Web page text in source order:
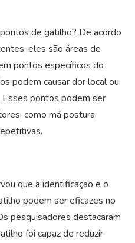
de gatilho? De acordo
eles são áreas de
pontos específicos do
podem causar dor local ou
Esses pontos podem ser
como má postura,
que a identificação e o
podem ser eficazes no
pesquisadores destacaram
foi capaz de reduzir